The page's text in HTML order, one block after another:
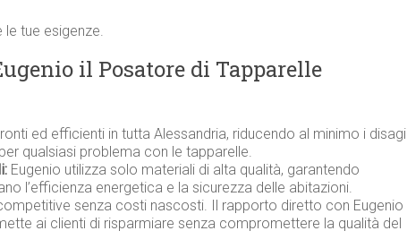
le tue esigenze.
il Posatore di Tapparelle
ed efficienti in tutta Alessandria, riducendo al minimo i disagi
qualsiasi problema con le tapparelle.
Eugenio utilizza solo materiali di alta qualità, garantendo
l’efficienza energetica e la sicurezza delle abitazioni.
senza costi nascosti. Il rapporto diretto con Eugenio
ai clienti di risparmiare senza compromettere la qualità del